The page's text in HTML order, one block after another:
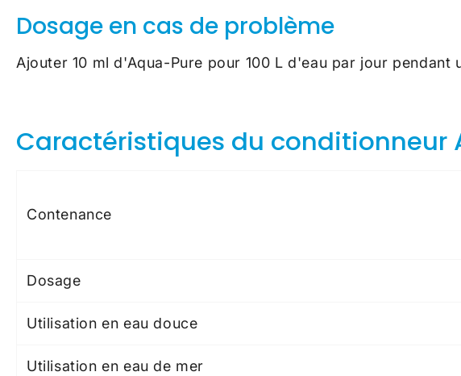
Dosage en cas de problème
Ajouter 10 ml d'Aqua-Pure pour 100 L d'eau par jour pendant
Caractéristiques du conditionneur
Contenance
Dosage
Utilisation en eau douce
Utilisation en eau de mer